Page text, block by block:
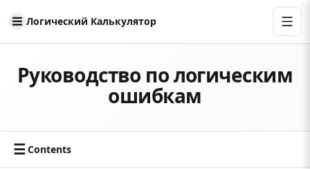
Логический Калькулятор
Руководство по логическим
ошибкам
☰ Contents